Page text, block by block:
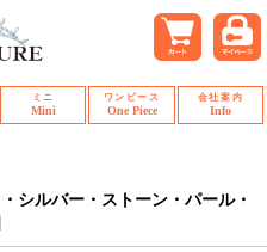
ミニ
Mini
ワンピース
One Piece
会社案内
Info
シルバー・ストーン・パール・